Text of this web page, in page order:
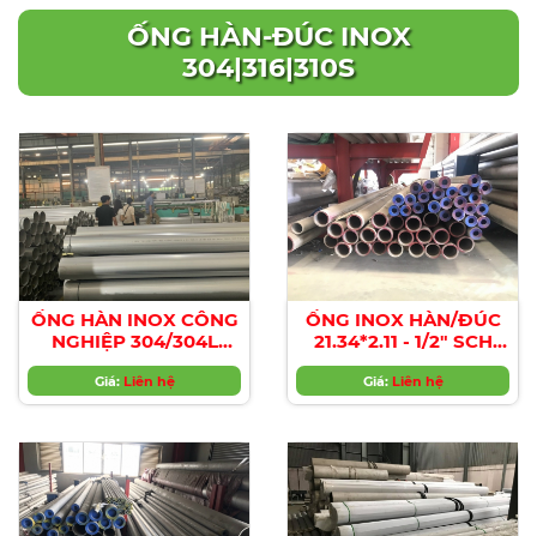
ỐNG HÀN-ĐÚC INOX
304|316|310S
ỐNG HÀN INOX CÔNG
NGHIỆP 304/304L
A312/A778/JIS
G3459/DIN
Giá: Liên hệ
ỐNG INOX HÀN/ĐÚC
21.34*2.11 - 1/2" SCH
10s/SCH 40s/SCH 80s...
Giá: Liên hệ